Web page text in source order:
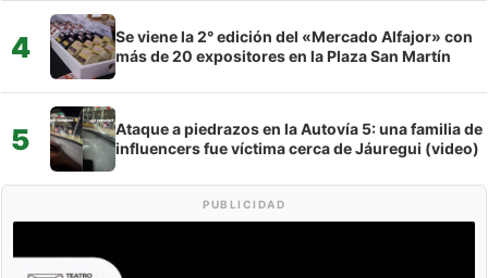
4
Se viene la 2° edición del «Mercado Alfajor» con
más de 20 expositores en la Plaza San Martín
5
Ataque a piedrazos en la Autovía 5: una familia de
influencers fue víctima cerca de Jáuregui (video)
PUBLICIDAD